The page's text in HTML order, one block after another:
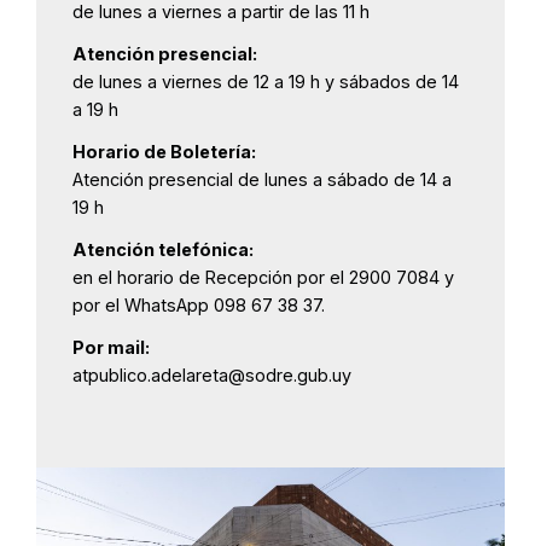
de lunes a viernes a partir de las 11 h
Atención presencial:
de lunes a viernes de 12 a 19 h y sábados de 14
a 19 h
Horario de Boletería:
Atención presencial de lunes a sábado de 14 a
19 h
Atención telefónica:
en el horario de Recepción por el 2900 7084 y
por el WhatsApp 098 67 38 37.
Por mail:
atpublico.adelareta@sodre.gub.uy